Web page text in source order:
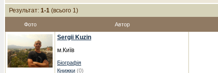
Результат: 1-1 (всього 1)
Фото Автор
Sergii Kuzin
м.Київ
Біографія
Книжки (0)